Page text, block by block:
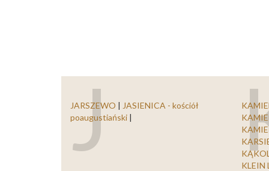
J
JARSZEWO | JASIENICA - kościół
poaugustiański |
KLEIN